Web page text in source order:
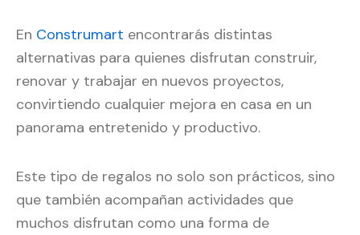
En Construmart encontrarás distintas
alternativas para quienes disfrutan construir,
renovar y trabajar en nuevos proyectos,
convirtiendo cualquier mejora en casa en un
panorama entretenido y productivo.
Este tipo de regalos no solo son prácticos, sino
que también acompañan actividades que
muchos disfrutan como una forma de